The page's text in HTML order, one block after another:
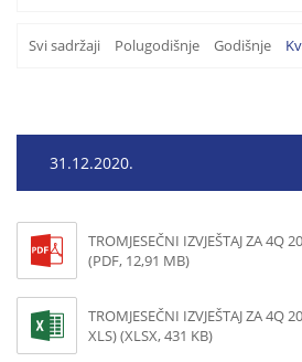
Svi sadržaji Polugodišnje Godišnje
31.12.2020.
TROMJESEČNI IZVJEŠTAJ ZA 4Q
(PDF, 12,91 MB)
TROMJESEČNI IZVJEŠTAJ ZA 4Q
XLS) (XLSX, 431 KB)